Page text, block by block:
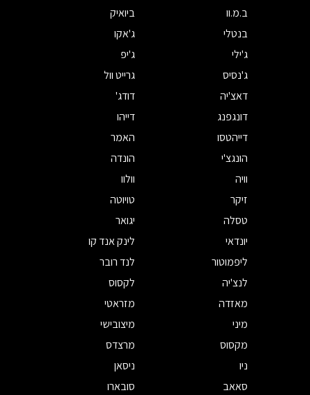
ב.מ.וו
ביואיק
בנטלי
ג'אקו
ג'ילי
ג'יפ
ג'נסיס
גרייט וול
דאצ'יה
דודג'
דונגפנג
דייהו
דייהטסו
האמר
הונגצ'י
הונדה
וויה
וולוו
זיקר
טויוטה
טסלה
יגואר
יונדאי
לינק אנד קו
ליפמוטור
לנד רובר
לנצ'יה
לקסוס
מאזדה
מזראטי
מיני
מיצובישי
מקסוס
מרצדס
ניו
ניסאן
סאאב
סובארו